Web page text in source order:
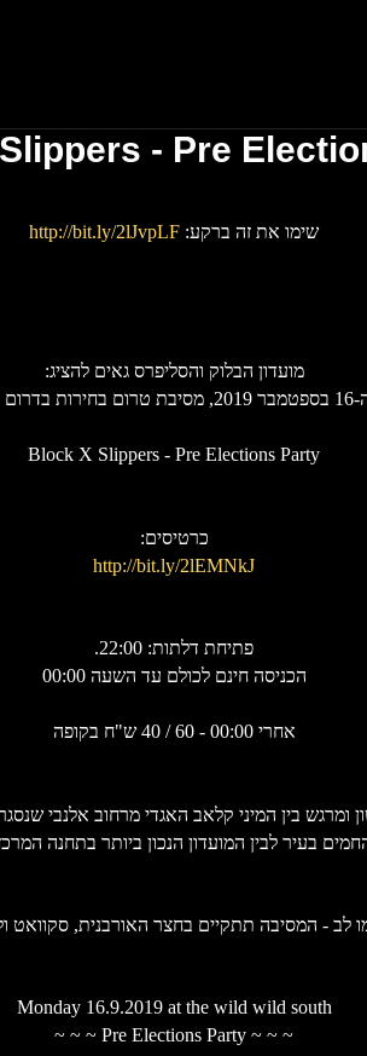
- Pre
שימו את זה ברקע: http://bit.ly/2lJvpLF
מועדון הבלוק והסליפרס גאים להציג:
בדרום הפרוע
Block X Slippers - Pre Elections Party
כרטיסים:
http://bit.ly/2lEMNkJ
פתיחת דלתות: 22:00.
הכניסה חינם לכולם עד השעה 00:00
אחרי 00:00 - 60 / 40 ש"ח בקופה
ומרגש בין המיני קלאב האגדי מרחוב אלנבי
בעיר לבין המועדון הנכון ביותר בתחנה
לב - המסיבה תתקיים בחצר האורבנית, סקוואט
Monday 16.9.2019 at the wild wild south
~ ~ ~ Pre Elections Party ~ ~ ~